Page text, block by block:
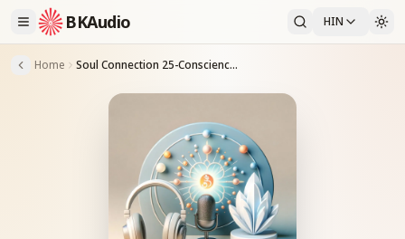
BKAudio HIN
Home Soul Connection 25-Conscience vs Ego